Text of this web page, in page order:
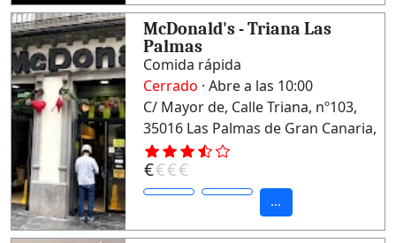
McDonald's - Triana Las
Palmas
Comida rápida
Cerrado · Abre a las 10:00
C/ Mayor de, Calle Triana, nº103,
35016 Las Palmas de Gran Canaria,
Las Palmas
€€€€
...